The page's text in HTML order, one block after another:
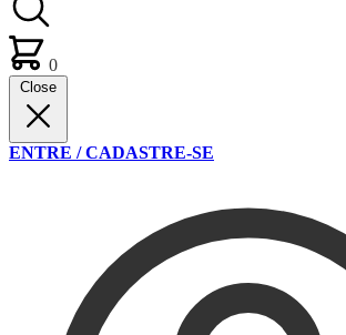
0
Close
ENTRE / CADASTRE-SE